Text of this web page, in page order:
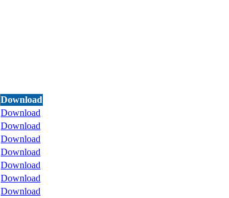
Download
Download
Download
Download
Download
Download
Download
Download